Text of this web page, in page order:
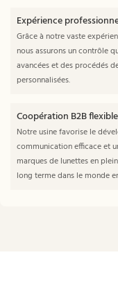
Expérience
Grâce à notre vaste
nous assurons un contrôle
avancées et des procédés
personnalisées.
Coopération B2B flexible
Notre usine favorise le
communication efficace et
marques de lunettes en
long terme dans le monde